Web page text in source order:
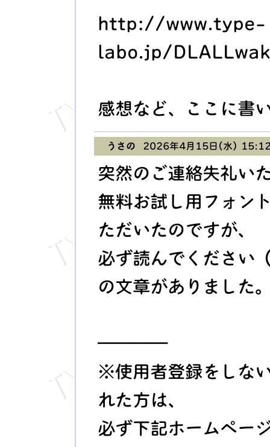
http://www.type-
labo.jp/
感想など、ここに書
うさの 2026年4月15日(水)
突然のご連絡失礼い
無料お試し用フォン
ただいたのですが、
必ず読んでくださ
の文章がありました
――――
※使用者登録をしな
れた方は、
必ず下記ホームペー